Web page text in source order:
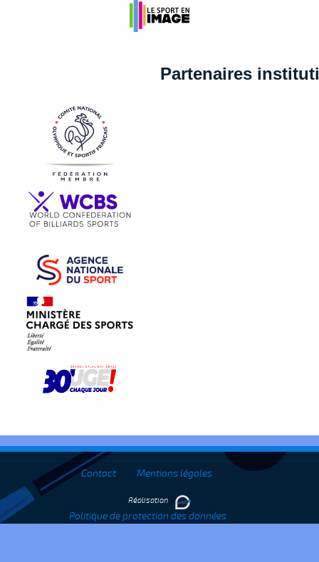
Partenaires
Contact Mentions légales
Politique de protection des données
Réalisation